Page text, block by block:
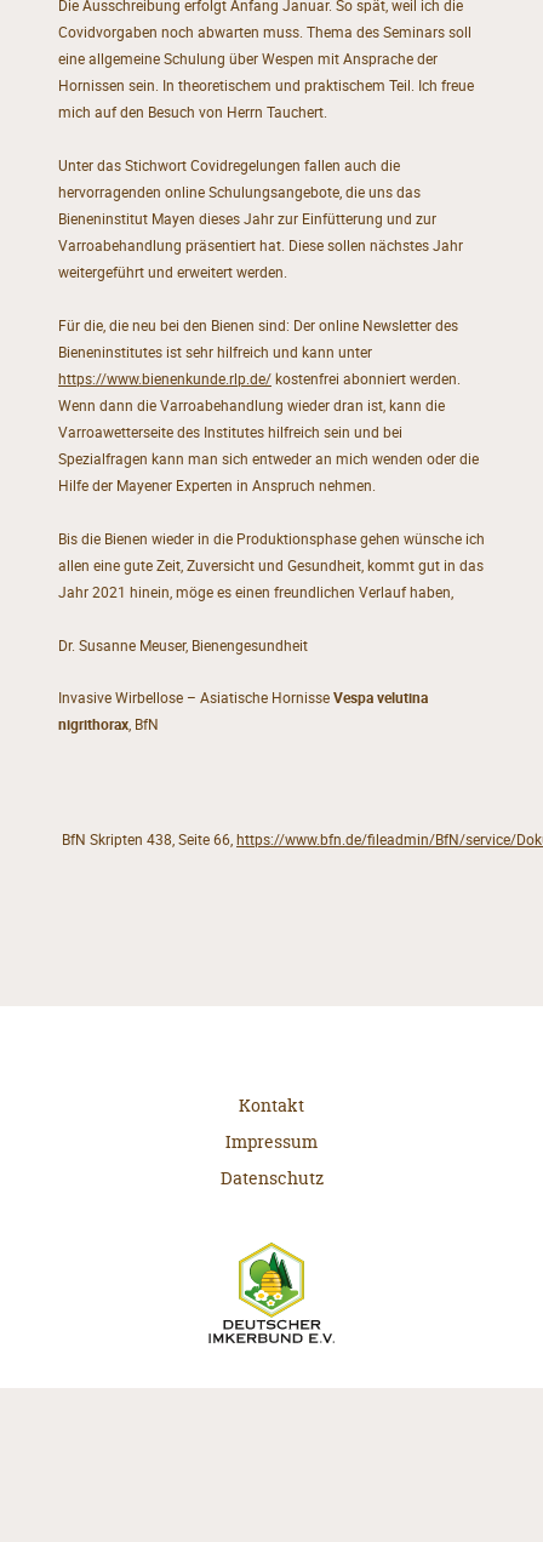
Die Ausschreibung erfolgt Anfang Januar. So spät, weil ich die
Covidvorgaben noch abwarten muss. Thema des Seminars soll
eine allgemeine Schulung über Wespen mit Ansprache der
Hornissen sein. In theoretischem und praktischem Teil. Ich freue
mich auf den Besuch von Herrn Tauchert.
Unter das Stichwort Covidregelungen fallen auch die
hervorragenden online Schulungsangebote, die uns das
Bieneninstitut Mayen dieses Jahr zur Einfütterung und zur
Varroabehandlung präsentiert hat. Diese sollen nächstes Jahr
weitergeführt und erweitert werden.
Für die, die neu bei den Bienen sind: Der online Newsletter des
Bieneninstitutes ist sehr hilfreich und kann unter
https://www.bienenkunde.rlp.de/kostenfrei abonniert werden.
Wenn dann die Varroabehandlung wieder dran ist, kann die
Varroawetterseite des Institutes hilfreich sein und bei
Spezialfragen kann man sich entweder an mich wenden oder die
Hilfe der Mayener Experten in Anspruch nehmen.
Bis die Bienen wieder in die Produktionsphase gehen wünsche ich
allen eine gute Zeit, Zuversicht und Gesundheit, kommt gut in das
Jahr 2021 hinein, möge es einen freundlichen Verlauf haben,
Dr. Susanne Meuser, Bienengesundheit
Invasive Wirbellose – Asiatische HornisseVespa velutina
nigrithorax, BfN
BfN Skripten 438, Seite 66,https://www.bfn.de/fileadmin/BfN/service/
Kontakt
Impressum
Datenschutz